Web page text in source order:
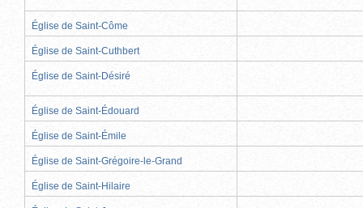
Église de Saint-Côme
Église de Saint-Cuthbert
Église de Saint-Désiré
Église de Saint-Édouard
Église de Saint-Émile
Église de Saint-Grégoire-le-Grand
Église de Saint-Hilaire